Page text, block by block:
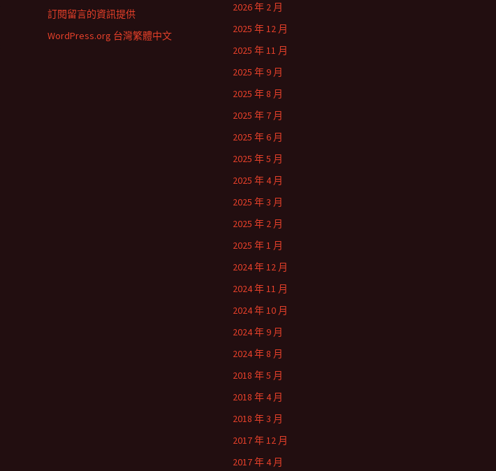
2026 年 2 月
2025 年 12 月
2025 年 11 月
2025 年 9 月
2025 年 8 月
2025 年 7 月
2025 年 6 月
2025 年 5 月
2025 年 4 月
2025 年 3 月
2025 年 2 月
2025 年 1 月
2024 年 12 月
2024 年 11 月
2024 年 10 月
2024 年 9 月
2024 年 8 月
2018 年 5 月
2018 年 4 月
2018 年 3 月
2017 年 12 月
2017 年 4 月
訂閱留言的資訊提供
WordPress.org 台灣繁體中文